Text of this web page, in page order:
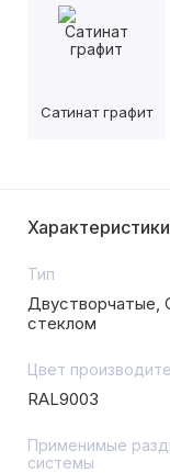
Сатинат графит
Характеристики
Тип
Двустворчатые,
стеклом
Цвет
RAL9003
Применимые
системы